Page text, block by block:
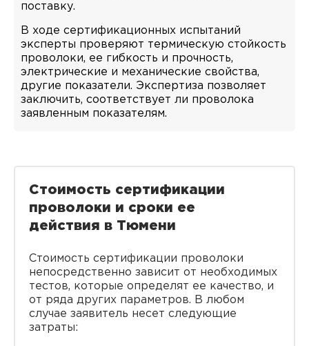
поставку.
В ходе сертификационных испытаний
эксперты проверяют термическую стойкость
проволоки, ее гибкость и прочность,
электрические и механические свойства,
другие показатели. Экспертиза позволяет
заключить, соответствует ли проволока
заявленным показателям.
Стоимость сертификации
проволоки и сроки ее
действия в Тюмени
Стоимость сертификации проволоки
непосредственно зависит от необходимых
тестов, которые определят ее качество, и
от ряда других параметров. В любом
случае заявитель несет следующие
затраты: